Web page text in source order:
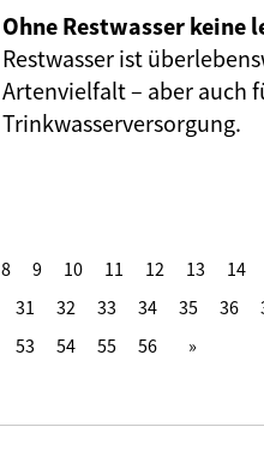
Ohne Restwasser keine
Restwasser ist
Artenvielfalt – aber auch
Trinkwasserversorgung.
8 9 10 11 12 13 14
31 32 33 34 35 36
53 54 55 56